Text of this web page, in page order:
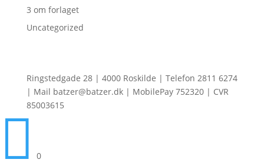
3 om forlaget
Uncategorized
Ringstedgade 28 | 4000 Roskilde | Telefon 2811 6274
| Mail batzer@batzer.dk | MobilePay 752320 | CVR
85003615
 0